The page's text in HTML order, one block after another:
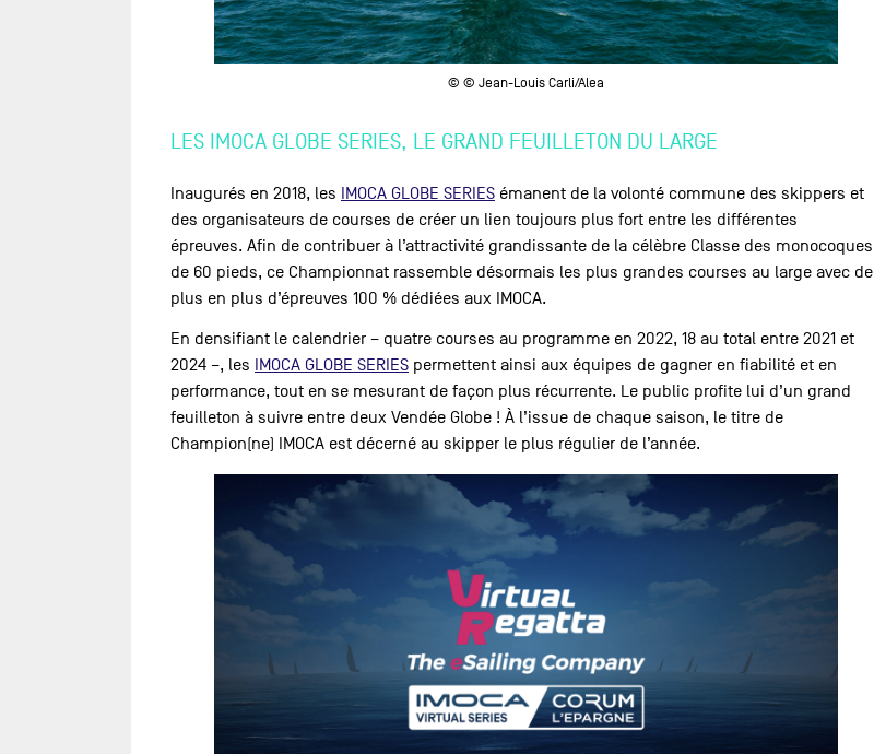
© © Jean-Louis Carli/Alea
LES IMOCA GLOBE SERIES, LE GRAND FEUILLETON DU LARGE
Inaugurés en 2018, les IMOCA GLOBE SERIES émanent de la volonté commune des skippers et
des organisateurs de courses de créer un lien toujours plus fort entre les différentes
épreuves. Afin de contribuer à l’attractivité grandissante de la célèbre Classe des monocoques
de 60 pieds, ce Championnat rassemble désormais les plus grandes courses au large avec de
plus en plus d’épreuves 100 % dédiées aux IMOCA.
En densifiant le calendrier – quatre courses au programme en 2022, 18 au total entre 2021 et
2024 –, les IMOCA GLOBE SERIES permettent ainsi aux équipes de gagner en fiabilité et en
performance, tout en se mesurant de façon plus récurrente. Le public profite lui d’un grand
feuilleton à suivre entre deux Vendée Globe ! À l’issue de chaque saison, le titre de
Champion(ne) IMOCA est décerné au skipper le plus régulier de l’année.